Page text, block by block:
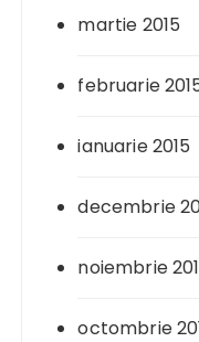
martie 2015
februarie
ianuarie 2015
decembrie
noiembrie
octombrie